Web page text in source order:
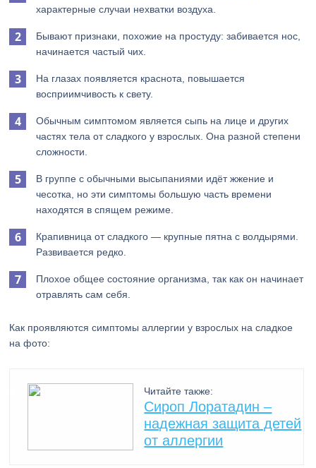
характерные случаи нехватки воздуха.
Бывают признаки, похожие на простуду: забивается нос,
начинается частый чих.
На глазах появляется краснота, повышается
восприимчивость к свету.
Обычным симптомом является сыпь на лице и других
частях тела от сладкого у взрослых. Она разной степени
сложности.
В группе с обычными высыпаниями идёт жжение и
чесотка, но эти симптомы большую часть времени
находятся в спящем режиме.
Крапивница от сладкого — крупные пятна с волдырями.
Развивается редко.
Плохое общее состояние организма, так как он начинает
отравлять сам себя.
Как проявляются симптомы аллергии у взрослых на сладкое
на фото:
Читайте также:
Сироп Лоратадин –
надежная защита детей
от аллергии